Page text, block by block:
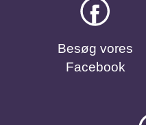
Besøg vores
Facebook